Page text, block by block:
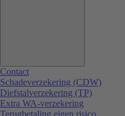
Contact
Schadeverzekering (CDW)
Diefstalverzekering (TP)
Extra WA-verzekering
Terugbetaling eigen risico